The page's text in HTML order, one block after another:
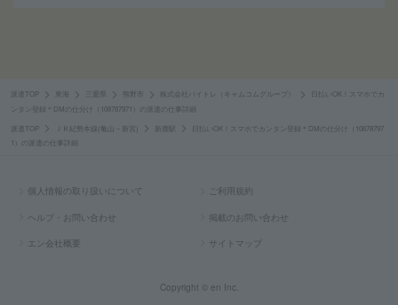
派遣TOP 東海 熊野市 株式会社バイトレ（キャムコムグループ）
日払いOK！スマホでカ
ンタン登録＊DMの仕分け（108787971）の派遣の仕事詳細
派遣TOP ＪＲ紀勢本線(亀山－新宮) 新鹿駅
日払いOK！スマホでカンタン登録＊DMの仕分け（10878797
1）の派遣の仕事詳細
個人情報の取り扱いについて ご利用規約
ヘルプ・お問い合わせ 掲載のお問い合わせ
エン会社概要 サイトマップ
Copyright © en Inc.